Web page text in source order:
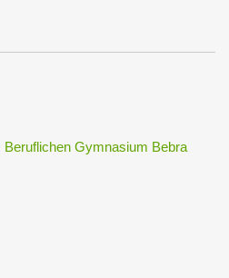
Beruflichen Gymnasium Bebra